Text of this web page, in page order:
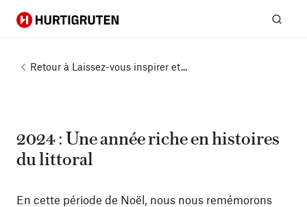
Hurtigruten
Retour à Laissez-vous inspirer et...
2024 : Une année riche en histoires
du littoral
En cette période de Noël, nous nous remémorons